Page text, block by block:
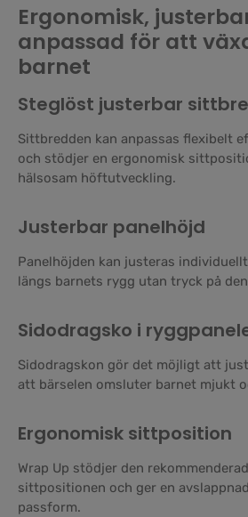
Ergonomisk,
anpassad för att
barnet
Steglöst justerbar
Sittbredden kan anpassas flexibelt
och stödjer en ergonomisk
hälsosam höftutveckling.
Justerbar panelhöjd
Panelhöjden kan justeras
längs barnets rygg utan tryck på
Sidodragsko i
Sidodragskon gör det möjligt att
att bärselen omsluter barnet mjukt
Ergonomisk sittposition
Wrap Up stödjer den
sittpositionen och ger en
passform.